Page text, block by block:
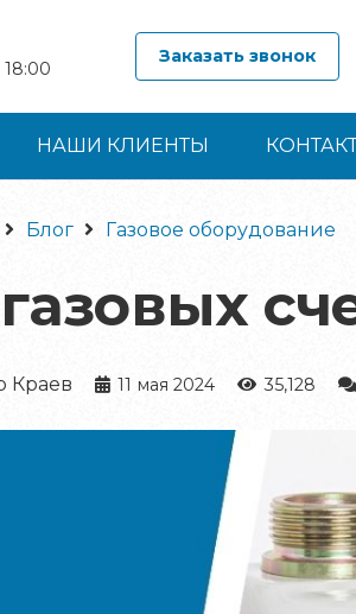
Заказать звонок
НАШИ КЛИЕНТЫ
Блог Газовое оборудование
Краев 11 мая 2024 35,128